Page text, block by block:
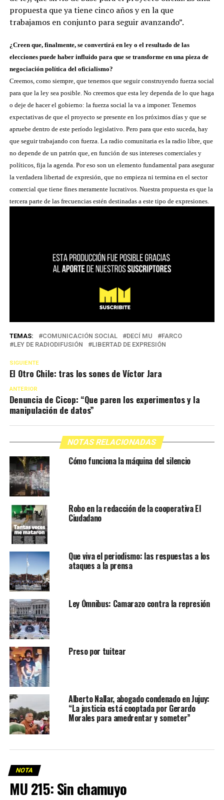
propuesta que ya tiene cinco años y en la que
trabajamos en conjunto para seguir avanzando”.
¿Creen que, finalmente, se convertirá en ley o el resultado de las
elecciones puede haber influido para que se transforme en una pieza de
negociación política del oficialismo?
Creemos, como siempre, que tenemos que seguir construyendo fuerza social
para que la ley sea posible. No creemos que esta ley dependa de lo que haga
o deje de hacer el gobierno: la fuerza social la va a imponer. Tenemos
expectativas de que el proyecto se presente en los próximos días y que se
apruebe dentro de este período legislativo. Pero para que esto suceda, hay
que seguir trabajando con fuerza. La radio comunitaria es la radio libre, que
no depende de un patrón que, en función de sus intereses comerciales y
políticos, fija la agenda. Por eso son un elemento fundamental para asegurar
la verdadera libertad de expresión, que no empieza ni termina en el sector
comercial que tiene fines meramente lucrativos. Nuestra propuesta es que la
tercera parte de las frecuencias estén destinadas a este tipo de expresiones.
TEMAS: COMUNICACIÓN SOCIAL DECÍ MU
FARCO
LEY DE RADIODIFUSIÓN
LIBERTAD DE EXPRESIÓN
SIGUIENTE
El Otro Chile: tras los sones de Víctor Jara
ANTERIOR
Denuncia de Cicop: “Que paren los experimentos y la
manipulación de datos”
NOTAS RELACIONADAS
Cómo funciona la máquina del silencio
Robo en la redacción de la cooperativa El
Ciudadano
Que viva el periodismo: las respuestas a los
ataques a la prensa
Ley Ómnibus: Camarazo contra la represión
Preso por tuitear
Alberto Nallar, abogado condenado en Jujuy:
“La justicia está cooptada por Gerardo
Morales para amedrentar y someter”
NOTA
MU 215: Sin chamuyo